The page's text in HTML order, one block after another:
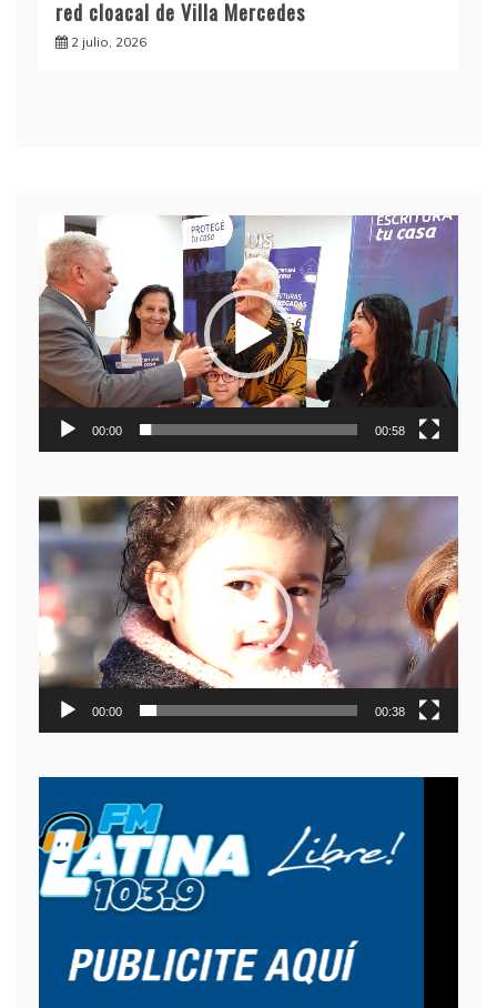
red cloacal de Villa Mercedes
2 julio, 2026
Reproductor
de
video
00:00 00:58
Reproductor
de
video
00:00 00:38